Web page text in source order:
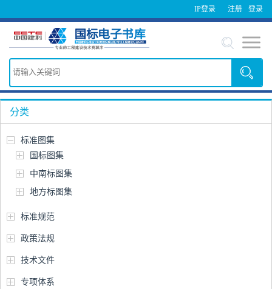
IP登录 登录
注册
分类
标准图集
国标图集
中南标图集
地方标图集
标准规范
政策法规
技术文件
专项体系